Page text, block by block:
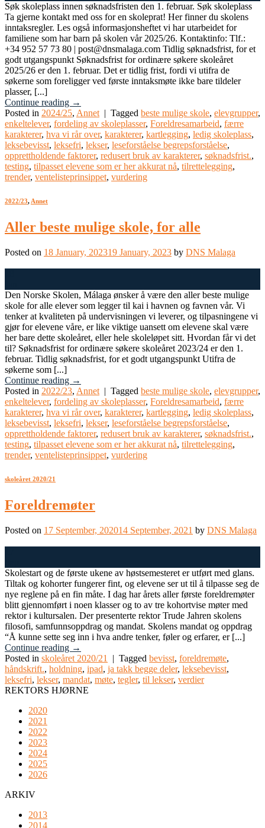
Søk skoleplass innen søknadsfristen den 1. februar. Søk skoleplass
Ta gjerne kontakt med oss for en skoleprat! Her finner du skolens
inntaksregler. Les også informasjonsheftet vi har utarbeidet for
familiene som har barn på skolen vår 2025/26. Kontaktinfo: Tlf.:
+34 952 57 73 80 | post@dnsmalaga.com Tidlig søknadsfrist, for et
godt utgangspunkt Søknadsfrist for ordinære søkere skoleåret
2025/26 er den 1. februar. Det er tidlig frist, fordi vi utifra de
søkerne som foreligger ved første inntaksmøte ikke bare tildeler
plasser, [...]
Continue reading →
Posted in 2024/25, Annet | Tagged beste mulige skole, elevgrupper,
enkeltelever, fordeling av skoleplasser, Foreldresamarbeid, færre
karakterer, hva vi rår over, karakterer, kartlegging, ledig skoleplass,
leksebevisst, leksefri, lekser, leseforståelse begrepsforståelse,
opprettholdende faktorer, redusert bruk av karakterer, søknadsfrist.,
testing, tilpasset elevene som er her akkurat nå, tilrettelegging,
trender, ventelisteprinsippet, vurdering
2022/23, Annet
Aller beste mulige skole, for alle
Posted on 18 January, 202319 January, 2023 by DNS Malaga
Den Norske Skolen, Málaga ønsker å være den aller beste mulige
skole for alle elever som legger til kai i havnen og favnen vår. Vi
tenker at kvaliteten på undervisningen vi leverer, og tilpasningene vi
gjør for elevene våre, er like viktige uansett om elevene skal være
her bare dette skoleåret, eller hele skoleløpet sitt. Hvordan får vi det
til? Søknadsfrist for ordinære søkere skoleåret 2023/24 er den 1.
februar. Tidlig søknadsfrist, for et godt utgangspunkt Utifra de
søkerne som [...]
Continue reading →
Posted in 2022/23, Annet | Tagged beste mulige skole, elevgrupper,
enkeltelever, fordeling av skoleplasser, Foreldresamarbeid, færre
karakterer, hva vi rår over, karakterer, kartlegging, ledig skoleplass,
leksebevisst, leksefri, lekser, leseforståelse begrepsforståelse,
opprettholdende faktorer, redusert bruk av karakterer, søknadsfrist.,
testing, tilpasset elevene som er her akkurat nå, tilrettelegging,
trender, ventelisteprinsippet, vurdering
skoleåret 2020/21
Foreldremøter
Posted on 17 September, 202014 September, 2021 by DNS Malaga
Skolestart og de første ukene av høstsemesteret er utført med glans.
Tiltak og kohorter fungerer fint, og elevene ser ut til å tilpasse seg de
nye reglene på en fin måte. I dag har årets aller første foreldremøter
blitt gjennomført i noen klasser og to av tre kohortvise møter med
rektor i kultursalen. Der presenterte rektor Trude Jahren skolens
filosofi, samfunnsoppdrag og mandat. Skolens mandat og oppdrag
“Å kunne sette seg inn i hva andre tenker, føler og erfarer, er [...]
Continue reading →
Posted in skoleåret 2020/21 | Tagged bevisst, foreldremøte,
håndskrift., holdning, ipad, ja takk begge deler, leksebevisst,
leksefri, lekser, mandat, møte, tegler, til lekser, verdier
REKTORS HJØRNE
2020
2021
2022
2023
2024
2025
2026
ARKIV
2013
2014